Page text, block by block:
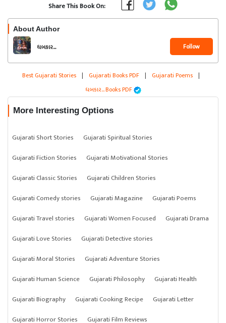
Share This Book On:
About Author
ધબકાર... Follow
Best Gujarati Stories | Gujarati Books PDF | Gujarati Poems |
ધબકાર... Books PDF
More Interesting Options
Gujarati Short Stories
Gujarati Spiritual Stories
Gujarati Fiction Stories
Gujarati Motivational Stories
Gujarati Classic Stories
Gujarati Children Stories
Gujarati Comedy stories
Gujarati Magazine
Gujarati Poems
Gujarati Travel stories
Gujarati Women Focused
Gujarati Drama
Gujarati Love Stories
Gujarati Detective stories
Gujarati Moral Stories
Gujarati Adventure Stories
Gujarati Human Science
Gujarati Philosophy
Gujarati Health
Gujarati Biography
Gujarati Cooking Recipe
Gujarati Letter
Gujarati Horror Stories
Gujarati Film Reviews